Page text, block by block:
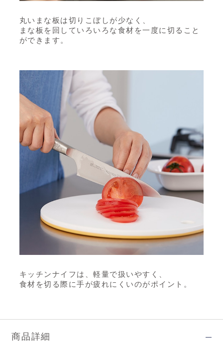
丸いまな板は切りこぼしが少なく、
まな板を回していろいろな食材を一度に切ること
ができます。
キッチンナイフは、軽量で扱いやすく、
食材を切る際に手が疲れにくいのがポイント。
商品詳細